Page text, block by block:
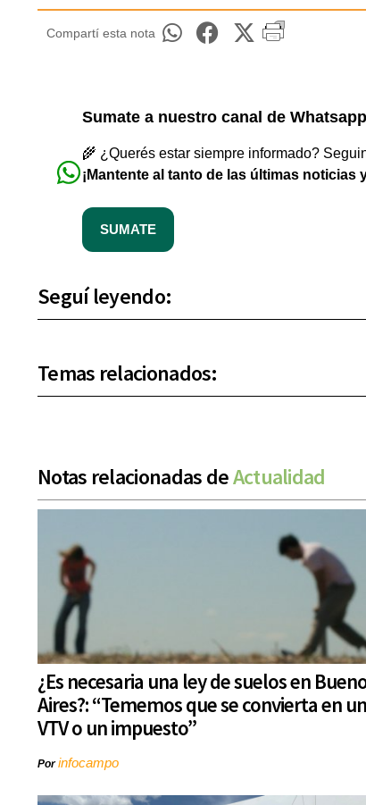
Compartí esta nota
Sumate a nuestro canal de Whatsapp
🌾 ¿Querés estar siempre informado?
¡Mantente al tanto de las últimas noticias
SUMATE
Seguí leyendo:
Temas relacionados:
Notas relacionadas deActualidad
¿Es necesaria una ley de suelos en
Aires?: “Tememos que se convierta en
VTV o un impuesto”
Porinfocampo